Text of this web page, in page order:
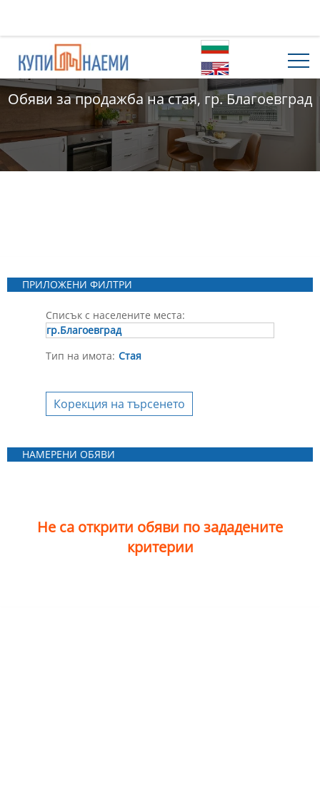
Обяви за продажба на стая, гр. Благоевград
ПРИЛОЖЕНИ ФИЛТРИ
Списък с населените места:
гр.Благоевград
Тип на имота: Стая
Корекция на търсенето
НАМЕРЕНИ ОБЯВИ
Не са открити обяви по зададените
критерии